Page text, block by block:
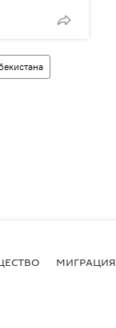
МИГРАЦИЯ